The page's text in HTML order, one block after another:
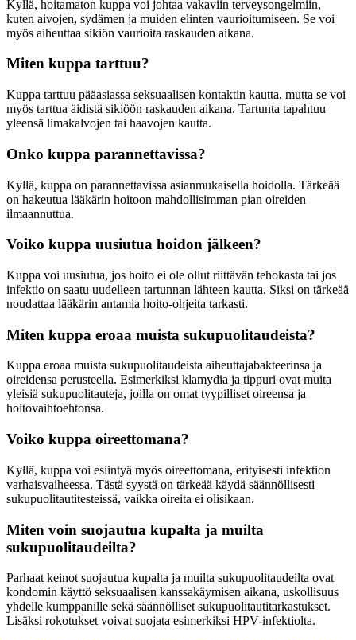
Kyllä, hoitamaton kuppa voi johtaa vakaviin terveysongelmiin,
kuten aivojen, sydämen ja muiden elinten vaurioitumiseen. Se voi
myös aiheuttaa sikiön vaurioita raskauden aikana.
Miten kuppa tarttuu?
Kuppa tarttuu pääasiassa seksuaalisen kontaktin kautta, mutta se voi
myös tarttua äidistä sikiöön raskauden aikana. Tartunta tapahtuu
yleensä limakalvojen tai haavojen kautta.
Onko kuppa parannettavissa?
Kyllä, kuppa on parannettavissa asianmukaisella hoidolla. Tärkeää
on hakeutua lääkärin hoitoon mahdollisimman pian oireiden
ilmaannuttua.
Voiko kuppa uusiutua hoidon jälkeen?
Kuppa voi uusiutua, jos hoito ei ole ollut riittävän tehokasta tai jos
infektio on saatu uudelleen tartunnan lähteen kautta. Siksi on tärkeää
noudattaa lääkärin antamia hoito-ohjeita tarkasti.
Miten kuppa eroaa muista sukupuolitaudeista?
Kuppa eroaa muista sukupuolitaudeista aiheuttajabakteerinsa ja
oireidensa perusteella. Esimerkiksi klamydia ja tippuri ovat muita
yleisiä sukupuolitauteja, joilla on omat tyypilliset oireensa ja
hoitovaihtoehtonsa.
Voiko kuppa oireettomana?
Kyllä, kuppa voi esiintyä myös oireettomana, erityisesti infektion
varhaisvaiheessa. Tästä syystä on tärkeää käydä säännöllisesti
sukupuolitautitesteissä, vaikka oireita ei olisikaan.
Miten voin suojautua kupalta ja muilta
sukupuolitaudeilta?
Parhaat keinot suojautua kupalta ja muilta sukupuolitaudeilta ovat
kondomin käyttö seksuaalisen kanssakäymisen aikana, uskollisuus
yhdelle kumppanille sekä säännölliset sukupuolitautitarkastukset.
Lisäksi rokotukset voivat suojata esimerkiksi HPV-infektiolta.